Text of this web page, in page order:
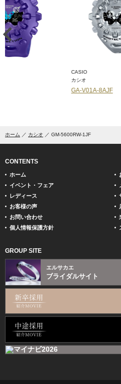
ホーム カシオ GM-5600RW-1JF
CONTENTS
ホーム
イベント・フェア
レディース
お客様の声
お問い合わせ
個人情報保護方針
GROUP SITE
エルサカエ
ブライダルサイト